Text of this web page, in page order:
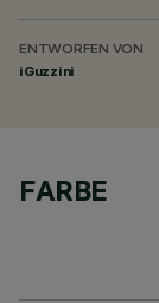
ENTWORFEN VON
iGuzzini
FARBE